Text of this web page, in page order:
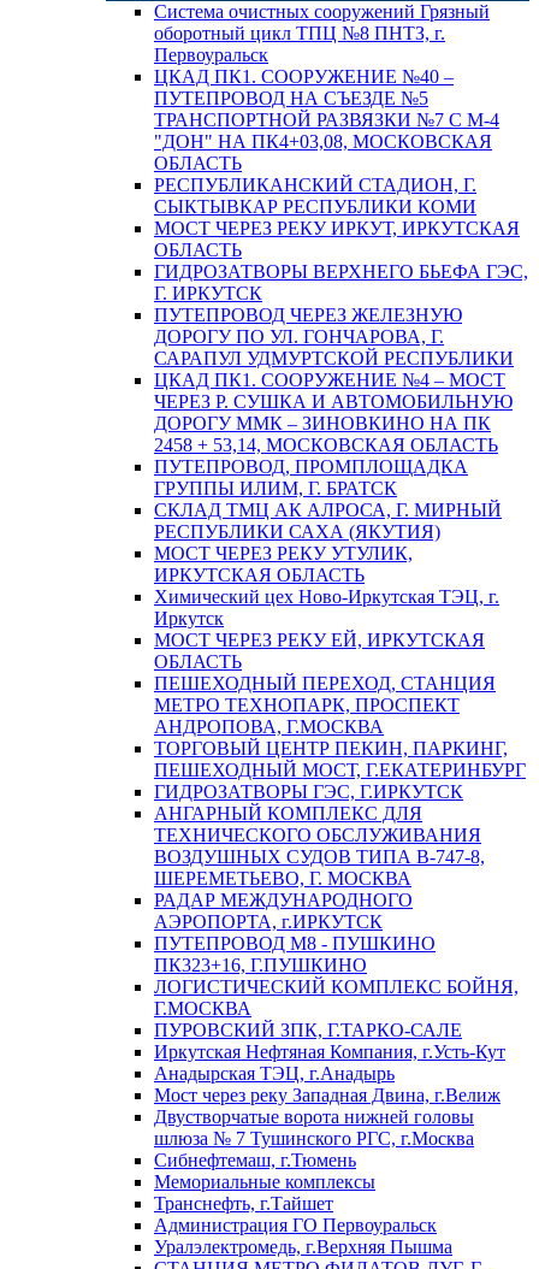
Система очистных сооружений Грязный
оборотный цикл ТПЦ №8 ПНТЗ, г.
Первоуральск
ЦКАД ПК1. СООРУЖЕНИЕ №40 –
ПУТЕПРОВОД НА СЪЕЗДЕ №5
ТРАНСПОРТНОЙ РАЗВЯЗКИ №7 С М-4
"ДОН" НА ПК4+03,08, МОСКОВСКАЯ
ОБЛАСТЬ
РЕСПУБЛИКАНСКИЙ СТАДИОН, Г.
СЫКТЫВКАР РЕСПУБЛИКИ КОМИ
МОСТ ЧЕРЕЗ РЕКУ ИРКУТ, ИРКУТСКАЯ
ОБЛАСТЬ
ГИДРОЗАТВОРЫ ВЕРХНЕГО БЬЕФА ГЭС,
Г. ИРКУТСК
ПУТЕПРОВОД ЧЕРЕЗ ЖЕЛЕЗНУЮ
ДОРОГУ ПО УЛ. ГОНЧАРОВА, Г.
САРАПУЛ УДМУРТСКОЙ РЕСПУБЛИКИ
ЦКАД ПК1. СООРУЖЕНИЕ №4 – МОСТ
ЧЕРЕЗ Р. СУШКА И АВТОМОБИЛЬНУЮ
ДОРОГУ ММК – ЗИНОВКИНО НА ПК
2458 + 53,14, МОСКОВСКАЯ ОБЛАСТЬ
ПУТЕПРОВОД, ПРОМПЛОЩАДКА
ГРУППЫ ИЛИМ, Г. БРАТСК
СКЛАД ТМЦ АК АЛРОСА, Г. МИРНЫЙ
РЕСПУБЛИКИ САХА (ЯКУТИЯ)
МОСТ ЧЕРЕЗ РЕКУ УТУЛИК,
ИРКУТСКАЯ ОБЛАСТЬ
Химический цех Ново-Иркутская ТЭЦ, г.
Иркутск
МОСТ ЧЕРЕЗ РЕКУ ЕЙ, ИРКУТСКАЯ
ОБЛАСТЬ
ПЕШЕХОДНЫЙ ПЕРЕХОД, СТАНЦИЯ
МЕТРО ТЕХНОПАРК, ПРОСПЕКТ
АНДРОПОВА, Г.МОСКВА
ТОРГОВЫЙ ЦЕНТР ПЕКИН, ПАРКИНГ,
ПЕШЕХОДНЫЙ МОСТ, Г.ЕКАТЕРИНБУРГ
ГИДРОЗАТВОРЫ ГЭС, Г.ИРКУТСК
АНГАРНЫЙ КОМПЛЕКС ДЛЯ
ТЕХНИЧЕСКОГО ОБСЛУЖИВАНИЯ
ВОЗДУШНЫХ СУДОВ ТИПА В-747-8,
ШЕРЕМЕТЬЕВО, Г. МОСКВА
РАДАР МЕЖДУНАРОДНОГО
АЭРОПОРТА, г.ИРКУТСК
ПУТЕПРОВОД М8 - ПУШКИНО
ПК323+16, Г.ПУШКИНО
ЛОГИСТИЧЕСКИЙ КОМПЛЕКС БОЙНЯ,
Г.МОСКВА
ПУРОВСКИЙ ЗПК, Г.ТАРКО-САЛЕ
Иркутская Нефтяная Компания, г.Усть-Кут
Анадырская ТЭЦ, г.Анадырь
Мост через реку Западная Двина, г.Велиж
Двустворчатые ворота нижней головы
шлюза № 7 Тушинского РГС, г.Москва
Сибнефтемаш, г.Тюмень
Мемориальные комплексы
Транснефть, г.Тайшет
Администрация ГО Первоуральск
Уралэлектромедь, г.Верхняя Пышма